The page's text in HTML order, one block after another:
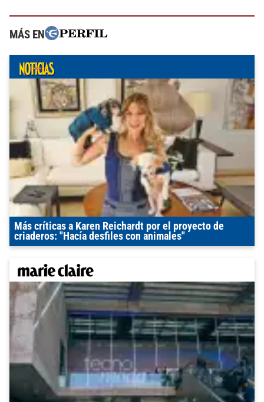
MÁS EN
Más críticas a Karen Reichardt por el proyecto de
criaderos: "Hacía desfiles con animales"